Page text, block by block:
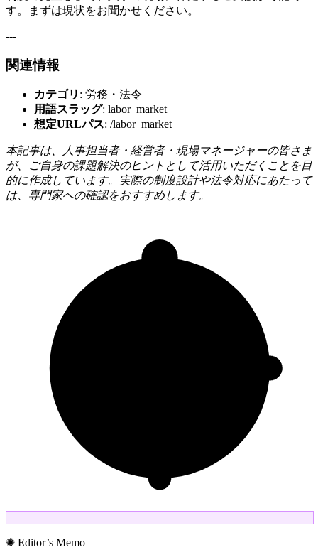
す。まずは現状をお聞かせください。
---
関連情報
カテゴリ : 労務・法令
用語スラッグ: labor_market
想定URLパス: /labor_market
本記事は、人事担当者・経営者・現場マネージャーの皆さま
が、ご自身の課題解決のヒントとして活用いただくことを目
的に作成しています。実際の制度設計や法令対応にあたって
は、専門家への確認をおすすめします。
✺ Editor’s Memo